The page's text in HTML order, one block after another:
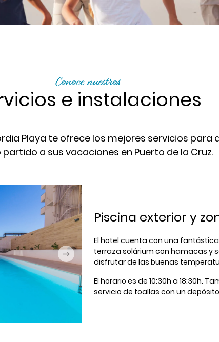
Conoce nuestros
e instalaciones
Playa te ofrece los mejores servicios para
a sus vacaciones en Puerto de la Cruz.
Piscina exterior y
El hotel cuenta con una
terraza solárium con hamacas y
disfrutar de las buenas
El horario es de 10:30h a 18:30h.
servicio de toallas con un